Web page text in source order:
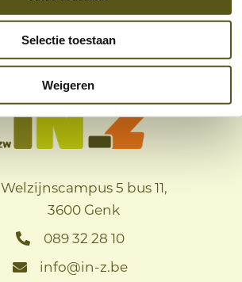
Selectie toestaan
Weigeren
Welzijnscampus 5 bus 11,
3600 Genk
089 32 28 10
info@in-z.be